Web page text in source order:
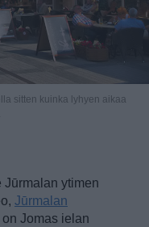
sitten kuinka lyhyen aikaa
ytimen
Jūrmalan
on Jomas ielan